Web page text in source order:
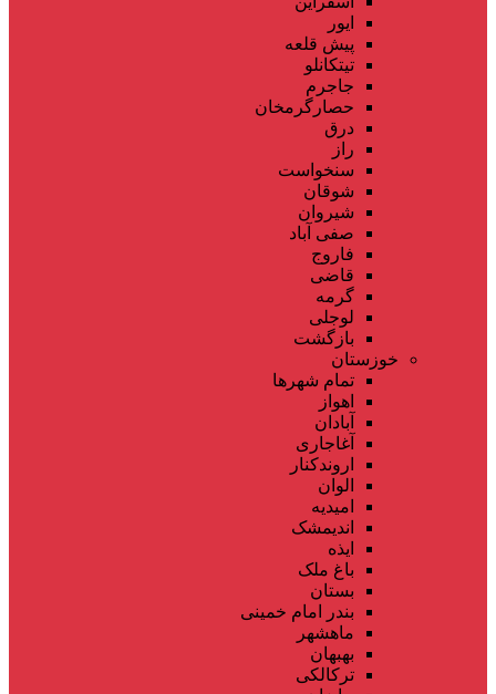
ایور
پیش قلعه
تیتکانلو
جاجرم
حصارگرمخان
درق
راز
سنخواست
شوقان
شیروان
صفی آباد
فاروج
قاضی
گرمه
لوجلی
بازگشت
خوزستان
تمام شهر‌ها
اهواز
آبادان
آغاجاری
اروندکنار
الوان
امیدیه
اندیمشک
ایذه
باغ ملک
بستان
بندر امام خمینی
ماهشهر
بهبهان
ترکالکی